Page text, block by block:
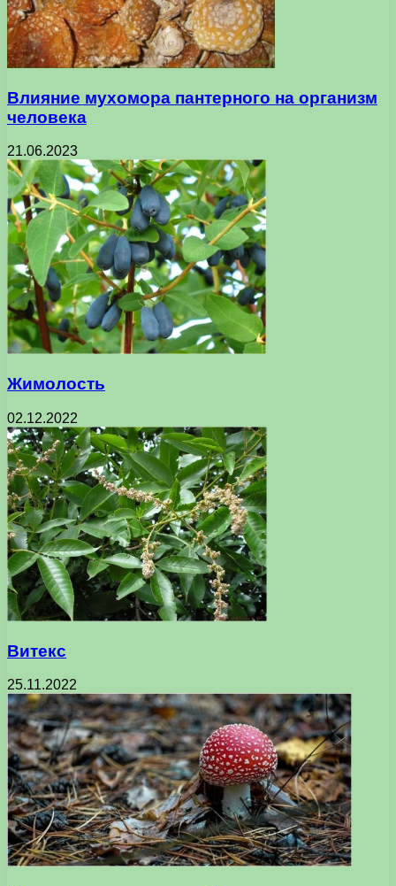
Влияние мухомора пантерного на организм
человека
21.06.2023
Жимолость
02.12.2022
Витекс
25.11.2022